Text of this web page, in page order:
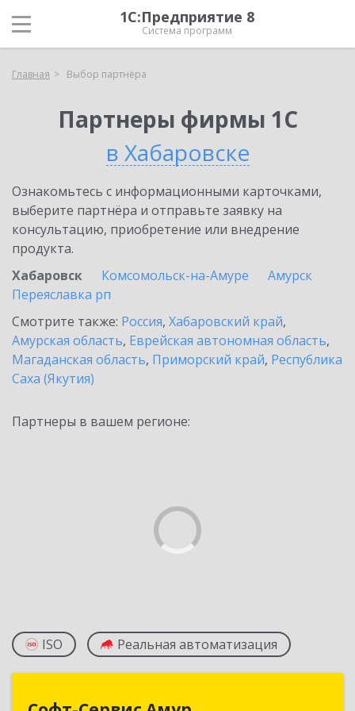
1С:Предприятие 8
Система программ
Главная Выбор партнёра
Партнеры фирмы 1С
в Хабаровске
Ознакомьтесь с информационными карточками,
выберите партнёра и отправьте заявку на
консультацию, приобретение или внедрение
продукта.
Хабаровск
Комсомольск-на-Амуре
Амурск
Переяславка рп
Смотрите также: Россия, Хабаровский край,
Амурская область, Еврейская автономная область,
Магаданская область, Приморский край, Республика
Саха (Якутия)
Партнеры в вашем регионе:
ISO Реальная автоматизация